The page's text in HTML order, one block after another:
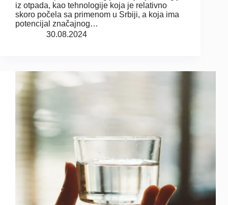
iz otpada, kao tehnologije koja je relativno
skoro počela sa primenom u Srbiji, a koja ima
potencijal značajnog…
30.08.2024